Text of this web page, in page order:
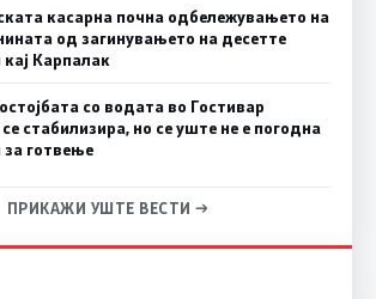
касарна почна одбележувањето на
од загинувањето на десетте
Карпалак
со водата во Гостивар
стабилизира, но се уште не е погодна
готвење
ПРИКАЖИ УШТЕ ВЕСТИ →